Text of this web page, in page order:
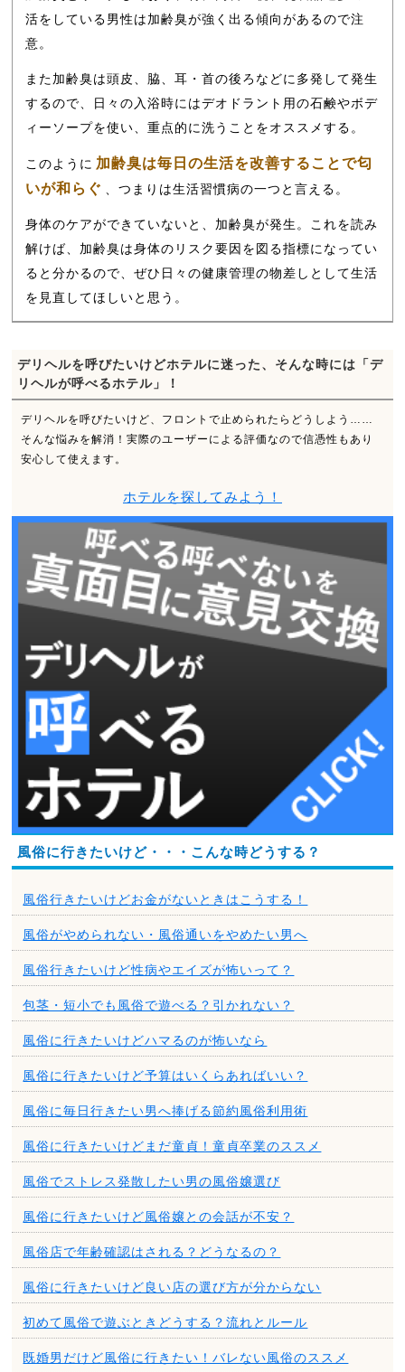
活をしている男性は加齢臭が強く出る傾向があるので注
意。
また加齢臭は頭皮、脇、耳・首の後ろなどに多発して発生
するので、日々の入浴時にはデオドラント用の石鹸やボデ
ィーソープを使い、重点的に洗うことをオススメする。
このように 加齢臭は毎日の生活を改善することで匂
いが和らぐ
、つまりは生活習慣病の一つと言える。
身体のケアができていないと、加齢臭が発生。これを読み
解けば、加齢臭は身体のリスク要因を図る指標になってい
ると分かるので、ぜひ日々の健康管理の物差しとして生活
を見直してほしいと思う。
デリヘルを呼びたいけどホテルに迷った、そんな時には「デ
リヘルが呼べるホテル」！
デリヘルを呼びたいけど、フロントで止められたらどうしよう……
そんな悩みを解消！実際のユーザーによる評価なので信憑性もあり
安心して使えます。
ホテルを探してみよう！
風俗に行きたいけど・・・こんな時どうする？
風俗行きたいけどお金がないときはこうする！
風俗がやめられない・風俗通いをやめたい男へ
風俗行きたいけど性病やエイズが怖いって？
包茎・短小でも風俗で遊べる？引かれない？
風俗に行きたいけどハマるのが怖いなら
風俗に行きたいけど予算はいくらあればいい？
風俗に毎日行きたい男へ捧げる節約風俗利用術
風俗に行きたいけどまだ童貞！童貞卒業のススメ
風俗でストレス発散したい男の風俗嬢選び
風俗に行きたいけど風俗嬢との会話が不安？
風俗店で年齢確認はされる？どうなるの？
風俗に行きたいけど良い店の選び方が分からない
初めて風俗で遊ぶときどうする？流れとルール
既婚男だけど風俗に行きたい！バレない風俗のススメ